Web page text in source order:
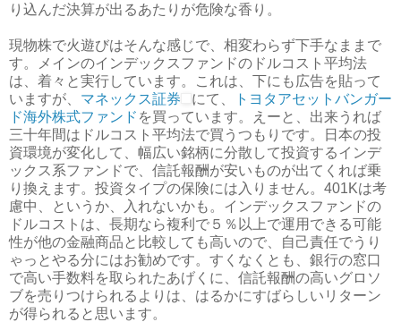
り込んだ決算が出るあたりが危険な香り。
現物株で火遊びはそんな感じで、相変わらず下手なままで
す。メインのインデックスファンドのドルコスト平均法
は、着々と実行しています。これは、下にも広告を貼って
いますが、 マネックス証券 にて、
トヨタアセットバンガー
ド海外株式ファンド を買っています。えーと、出来うれば
三十年間はドルコスト平均法で買うつもりです。日本の投
資環境が変化して、幅広い銘柄に分散して投資するインデ
ックス系ファンドで、信託報酬が安いものが出てくれば乗
り換えます。投資タイプの保険には入りません。401Kは考
慮中、というか、入れないかも。インデックスファンドの
ドルコストは、長期なら複利で５％以上で運用できる可能
性が他の金融商品と比較しても高いので、自己責任でうり
ゃっとやる分にはお勧めです。すくなくとも、銀行の窓口
で高い手数料を取られたあげくに、信託報酬の高いグロソ
ブを売りつけられるよりは、はるかにすばらしいリターン
が得られると思います。